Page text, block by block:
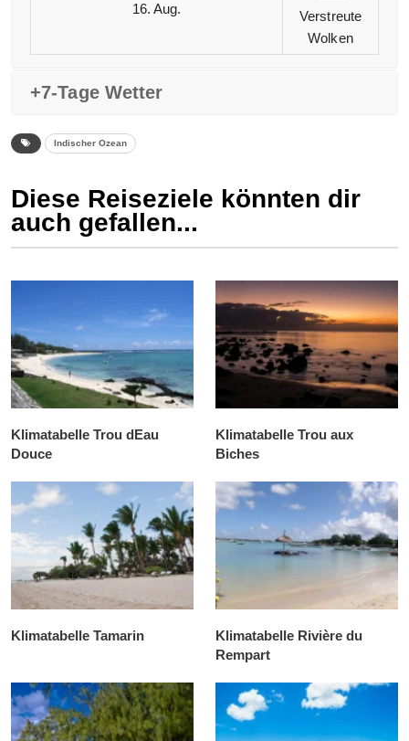
16. Aug.
Verstreute
Wolken
+7-Tage Wetter
Indischer Ozean
Diese Reiseziele könnten dir
auch gefallen...
Klimatabelle Trou dEau
Douce
Klimatabelle Trou aux
Biches
Klimatabelle Tamarin
Klimatabelle Rivière du
Rempart